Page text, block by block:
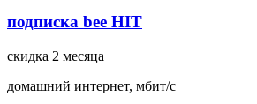
подписка bee HIT
скидка 2 месяца
домашний интернет, мбит/с